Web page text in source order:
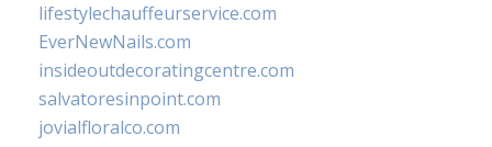
lifestylechauffeurservice.com
EverNewNails.com
insideoutdecoratingcentre.com
salvatoresinpoint.com
jovialfloralco.com